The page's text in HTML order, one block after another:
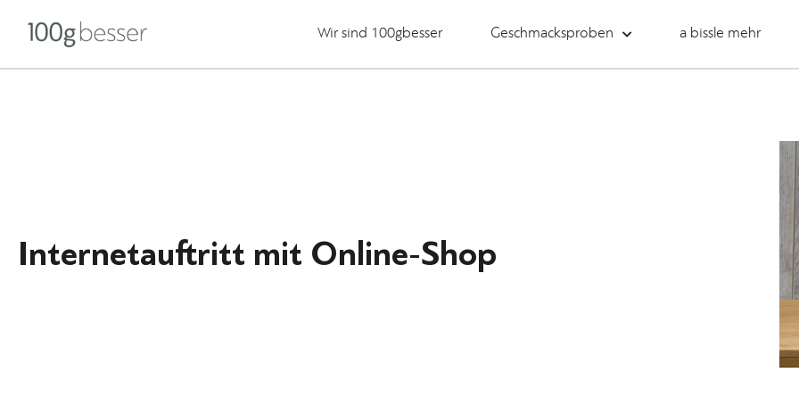
Wir sind 100gbesser Geschmacksproben a bissle mehr
Internetauftritt mit Online-Shop